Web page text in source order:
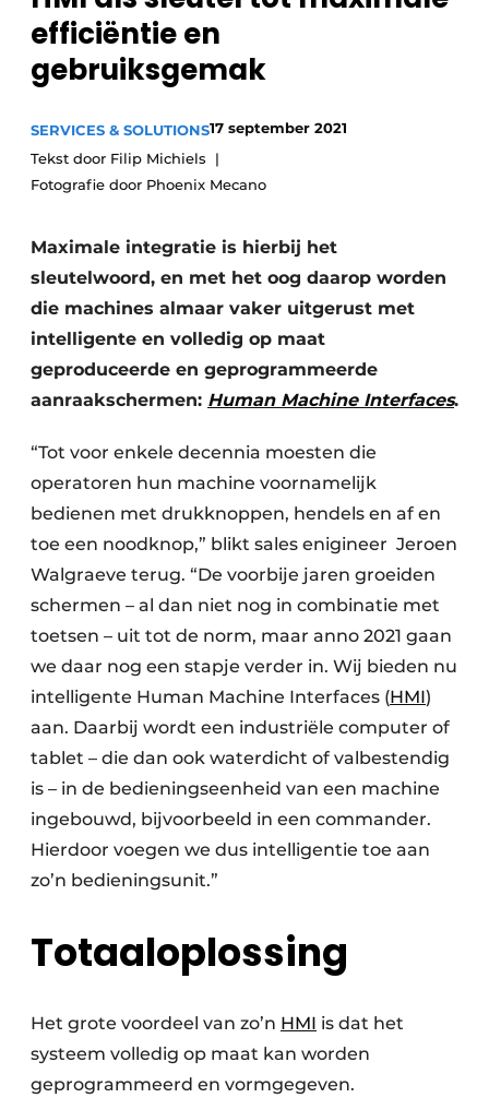
Privacy / Cookie statement
Vacature aanmelden
Video’s
efficiëntie en
gebruiksgemak
SERVICES & SOLUTIONS17 september 2021
Tekst door Filip Michiels
Fotografie door Phoenix Mecano
Maximale integratie is hierbij het
sleutelwoord, en met het oog daarop worden
die machines almaar vaker uitgerust met
intelligente en volledig op maat
geproduceerde en geprogrammeerde
aanraakschermen: Human Machine Interfaces.
“Tot voor enkele decennia moesten die
operatoren hun machine voornamelijk
bedienen met drukknoppen, hendels en af en
toe een noodknop,” blikt sales enigineer Jeroen
Walgraeve terug. “De voorbije jaren groeiden
schermen – al dan niet nog in combinatie met
toetsen – uit tot de norm, maar anno 2021 gaan
we daar nog een stapje verder in. Wij bieden nu
intelligente Human Machine Interfaces (HMI)
aan. Daarbij wordt een industriële computer of
tablet – die dan ook waterdicht of valbestendig
is – in de bedieningseenheid van een machine
ingebouwd, bijvoorbeeld in een commander.
Hierdoor voegen we dus intelligentie toe aan
zo’n bedieningsunit.”
Totaaloplossing
Het grote voordeel van zo’n HMI is dat het
systeem volledig op maat kan worden
geprogrammeerd en vormgegeven.